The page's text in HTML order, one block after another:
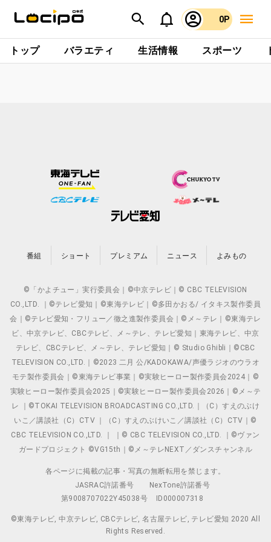
0P
トップ バラエティ 生活情報 スポーツ
番組 ショート プレミアム ニュース よみもの
©「かよチュー」実行委員会｜©中京テレビ｜© CBC TELEVISION
CO.,LTD. ｜©テレビ愛知｜©東海テレビ｜©多田かおる/ イタキス製作委員
会｜©テレビ愛知・フリュー／徹之進製作委員会｜©メ～テレ｜©東海テレ
ビ、中京テレビ、CBCテレビ、メ～テレ、テレビ愛知｜東海テレビ、中京
テレビ、CBCテレビ、メ～テレ、テレビ愛知｜© Studio Ghibli｜©CBC
TELEVISION CO.,LTD.｜©2023 二月 公/KADOKAWA/声優ラジオのウラオ
モテ製作委員会｜©東海テレビ事業｜©実験ヒーロー製作委員会2024｜©
実験ヒーロー製作委員会2025｜©実験ヒーロー製作委員会2026｜©メ～テ
レ ｜©TOKAI TELEVISION BROADCASTING CO.,LTD.｜（C）すえのぶけ
いこ／講談社（C）CTV ｜（C）すえのぶけいこ／講談社（C）CTV｜©
CBC TELEVISION CO.,LTD. ｜ ｜© CBC TELEVISION CO.,LTD. ｜©ヴァン
ガードプロジェクト ©VG15th｜©メ～テレNEXT／ダンスチャンネル
各ページに掲載の記事・写真の無断転用を禁じます。
JASRAC許諾番号
NexTone許諾番号
第9008707022Y45038号
ID000007318
©東海テレビ, 中京テレビ, CBCテレビ, 名古屋テレビ, テレビ愛知 2020 All
Rights Reserved.